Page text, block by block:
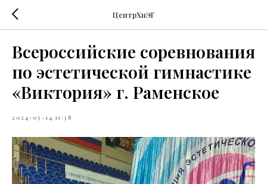
ЦентрХиЭГ
Всероссийские соревнования
по эстетической гимнастике
«Виктория» г. Раменское
2024-05-14 11:38